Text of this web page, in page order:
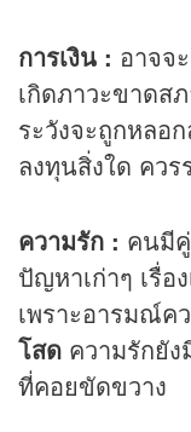
การเงิน : อาจจ
เกิดภาวะขาดส
ระวังจะถูกหลอ
ลงทุนสิ่งใด ควร
ความรัก : คนมี
ปัญหาเก่าๆ เรื่อ
เพราะอารมณ์ค
โสด ความรักยั
ที่คอยขัดขวาง